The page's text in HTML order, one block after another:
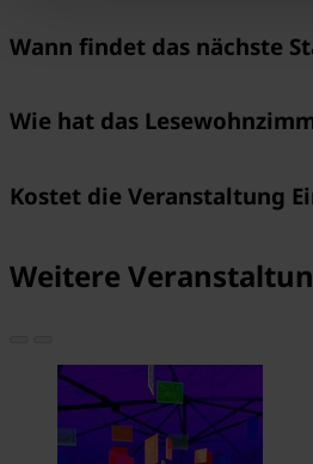
Wann findet das nächste
Wie hat das
Kostet die Veranstaltung
Weitere